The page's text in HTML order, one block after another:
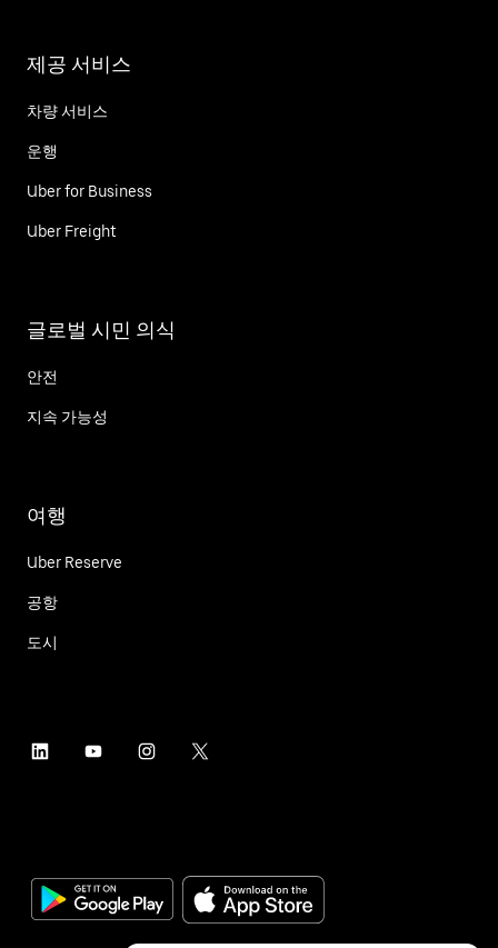
제공 서비스
차량 서비스
운행
Uber for Business
Uber Freight
글로벌 시민 의식
안전
지속 가능성
여행
Uber Reserve
공항
도시